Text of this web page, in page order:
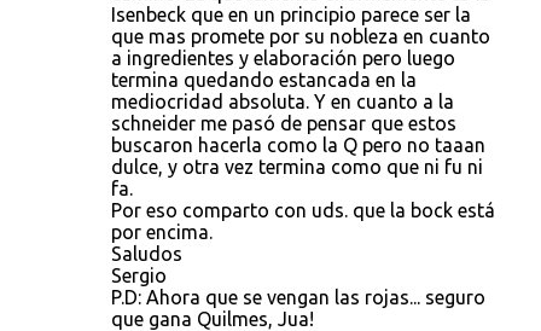
Isenbeck que en un principio parece ser la
que mas promete por su nobleza en cuanto
a ingredientes y elaboración pero luego
termina quedando estancada en la
mediocridad absoluta. Y en cuanto a la
schneider me pasó de pensar que estos
buscaron hacerla como la Q pero no taaan
dulce, y otra vez termina como que ni fu ni
fa.
Por eso comparto con uds. que la bock está
por encima.
Saludos
Sergio
P.D: Ahora que se vengan las rojas... seguro
que gana Quilmes, Jua!